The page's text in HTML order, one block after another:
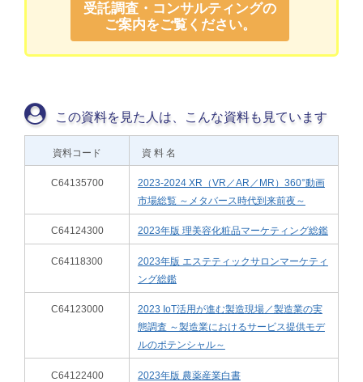
受託調査・コンサルティングの
ご案内をご覧ください。
この資料を見た人は、こんな資料も見ています
資料コード 資 料 名
C64135700
2023-2024 XR（VR／AR／MR）360°動画
市場総覧 ～メタバース時代到来前夜～
C64124300 2023年版 理美容化粧品マーケティング総鑑
C64118300
2023年版 エステティックサロンマーケティ
ング総鑑
C64123000
2023 IoT活用が進む製造現場／製造業の実
態調査 ～製造業におけるサービス提供モデ
ルのポテンシャル～
C64122400 2023年版 農薬産業白書